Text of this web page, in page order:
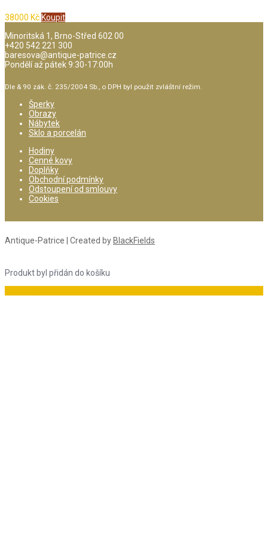
38000 Kč Koupit
Minoritská 1, Brno-Střed 602 00
+420 542 221 300
baresova@antique-patrice.cz
Pondělí až pátek 9:30-17:00h
Dle & 90 zák. č. 235/2004 Sb., o DPH byl použit zvláštní režim.
Šperky
Obrazy
Nábytek
Sklo a porcelán
Hodiny
Cenné kovy
Doplňky
Obchodní podmínky
Odstoupení od smlouvy
Cookies
Antique-Patrice | Created by BlackFields
Produkt byl přidán do košíku